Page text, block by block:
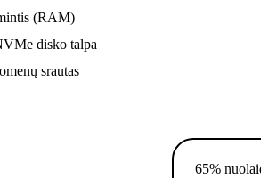
(RAM)
disko talpa
srautas
65%